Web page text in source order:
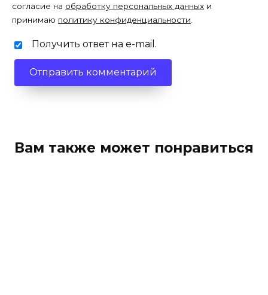
согласие на обработку персональных данных и
принимаю политику конфиденциальности
Получить ответ на e-mail.
Вам также может понравиться